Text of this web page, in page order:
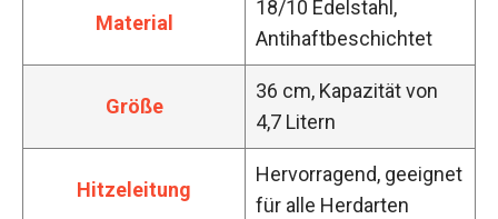
Material
18/10 Edelstahl,
Antihaftbeschichtet
Größe
36 cm, Kapazität von
4,7 Litern
Hitzeleitung
Hervorragend, geeignet
für alle Herdarten